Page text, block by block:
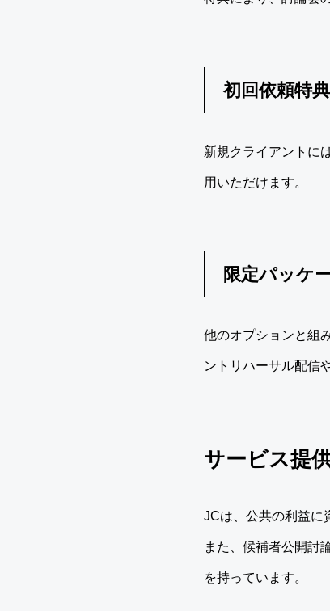
初回依頼特典
新規クライアントに
用いただけます。
限定パッケ
他のオプションと組
ントリハーサル配信
サービス提
JCは、公共の利益に
また、候補者公開討
を持っています。